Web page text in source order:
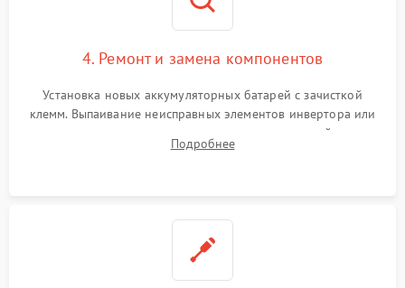
4. Ремонт и замена компонентов
Установка новых аккумуляторных батарей с зачисткой
клемм. Выпаивание неисправных элементов инвертора или
цепи зарядки и монтаж новых радиодеталей.
Восстановление поврежденных токоведущих дорожек и
Подробнее